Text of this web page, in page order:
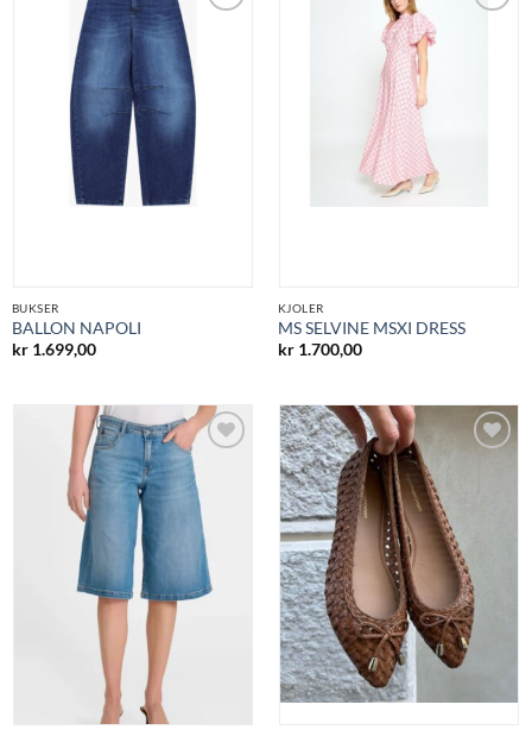
ønskeliste
BUKSER
BALLON NAPOLI
kr1.699,00
KJOLER
MS SELVINE MSXI DRESS
kr1.700,00
Legg til
ønskeliste